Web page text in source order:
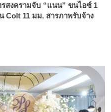
สงครามจับ “แนน” ขนไอซ์ 1
Colt 11 มม. สารภาพรับจ้าง